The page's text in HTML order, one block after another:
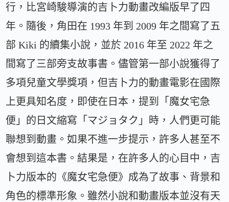
行，比宮崎駿導演的吉卜力動畫改編版早了四
年。隨後，角田在 1993 年到 2009 年之間寫了五
部 Kiki 的續集小說，並於 2016 年至 2022 年之
間寫了三部旁支故事書。儘管第一部小說獲得了
多項兒童文學獎項，但吉卜力的動畫電影在國際
上更具知名度，即使在日本，提到「魔女宅急
便」的日文縮寫「マジョタク」時，人們更可能
聯想到動畫。如果不進一步提示，許多人甚至不
會想到這本書。結果是，在許多人的心目中，吉
卜力版本的《魔女宅急便》成為了故事、背景和
角色的標準形象。雖然小說和動畫版本並沒有天